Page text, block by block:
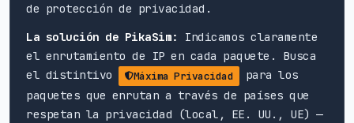
de protección de privacidad.
La solución de PikaSim:
Indicamos claramente
el enrutamiento de IP en cada paquete. Busca
el distintivo
Máxima Privacidad
para los
paquetes que enrutan a través de países que
respetan la privacidad (local, EE. UU., UE) —